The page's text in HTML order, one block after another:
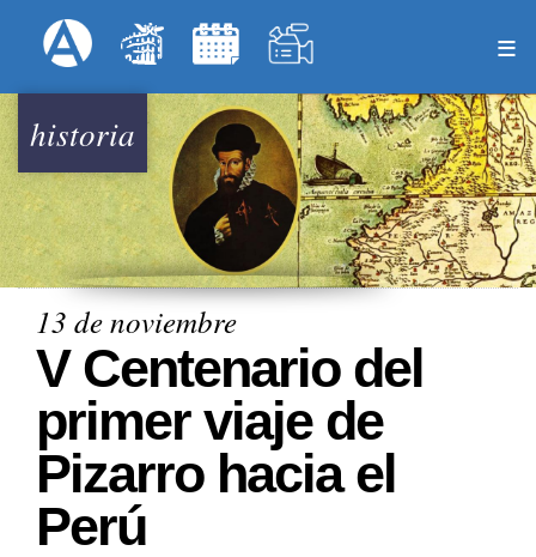
al
principal
Menú Superior
historia
13 de noviembre
V Centenario del
primer viaje de
Pizarro hacia el
Perú